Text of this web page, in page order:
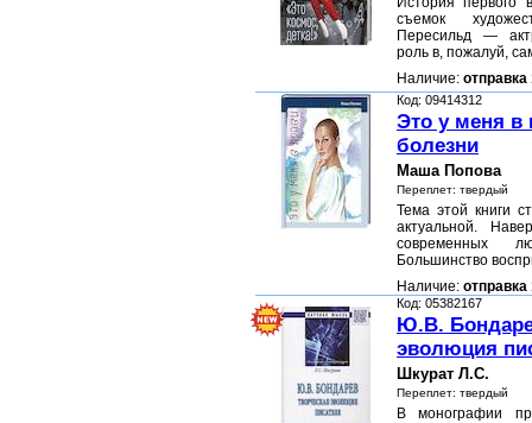
съемок
Пересильд —
роль в, пожалуй,
Наличие: отправка
Код: 09414312
Это у меня в
болезни
Маша Попова
Переплет: твердый
Тема этой книги
актуальной.
современных
Большинство
Наличие: отправка
Код: 05382167
Ю.В.
эволюция
Шкурат Л.С.
Переплет: твердый
В монографии